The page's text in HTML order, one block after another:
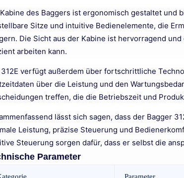
des Baggers ist ergonomisch gestaltet
Sitze und intuitive Bedienelemente, die
Die Sicht aus der Kabine ist hervorragend
arbeiten kann.
312E verfügt außerdem über fortschrittliche
über die Leistung und den
treffen, die die Betriebszeit und
lässt sich sagen, dass der Bagger
Leistung, präzise Steuerung und
Steuerung sorgen dafür, dass er selbst die
Parameter